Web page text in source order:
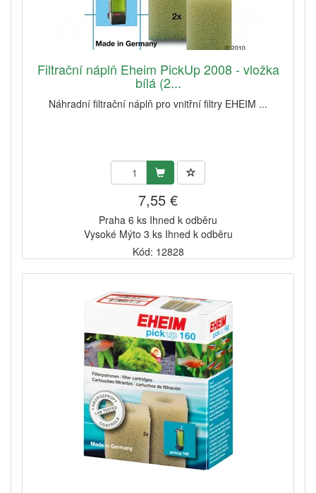
Filtrační náplň Eheim PickUp 2008 - vložka
bílá (2...
Náhradní filtrační náplň pro vnitřní filtry EHEIM ...
7,55 €
Praha 6 ks Ihned k odběru
Vysoké Mýto 3 ks Ihned k odběru
Kód: 12828